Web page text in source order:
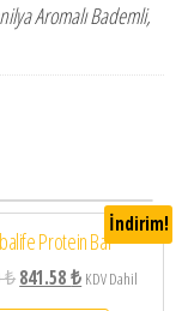
Aromalı Bademli,
İndirim!
Protein Bar
₺841.58₺ KDV Dahil